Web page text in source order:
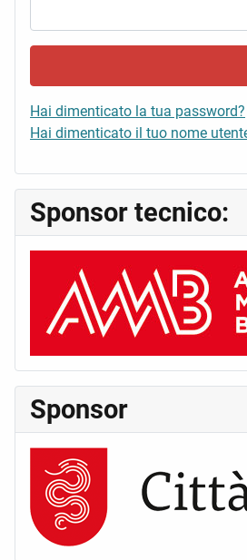
Hai dimenticato la tua password?
Hai dimenticato il tuo nome
Sponsor tecnico:
Sponsor